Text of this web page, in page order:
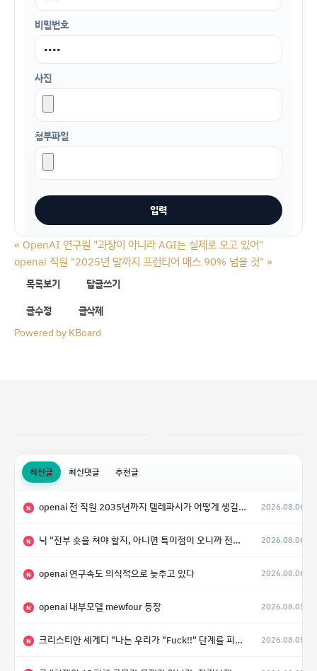
비밀번호
사진
첨부파일
« OpenAI 연구원 "과장이 아니라 AGI는 실제로 오고 있어"
openai 직원 "2025년 말까지 프런티어 매스 90% 넘을 것" »
목록보기
답글쓰기
글수정
글삭제
Powered by KBoard
최신글 최신댓글 추천글
N openai 전 직원 2035년까지 텔레파시가 어떻게 생길 수 있는지 2026.08.06
N 닉 "전부 숏을 쳐야 할지, 아니면 특이점이 오니까 전부 롱을 쳐야 할지 모르겠다.” 2026.08.06
N openai 연구속도 의식적으로 늦추고 있다 2026.08.06
N openai 내부모델 mewfour 등장 2026.08.05
N 크리스티안 세게디 "나는 우리가 "Fuck!!" 단계를 피할 수 있기를 바랄 뿐" 2026.08.05